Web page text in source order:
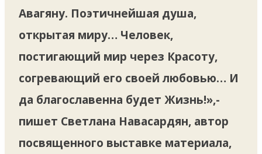
Авагяну. Поэтичнейшая душа,
открытая миру… Человек,
постигающий мир через Красоту,
согревающий его своей любовью… И
да благославенна будет Жизнь!»,-
пишет Светлана Навасардян, автор
посвященного выставке материала,